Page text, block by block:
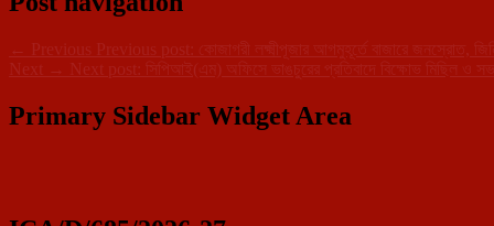
← Previous Previous post:
কোজাগরী লক্ষ্মীপূজার আগমুহূর্তে বাজারে জনস্রোত,
Next → Next post: সিপিআই(এম) অফিসে ভাঙচুরের প্রতিবাদে বিক্ষোভ মিছিল ও
Primary Sidebar Widget Area